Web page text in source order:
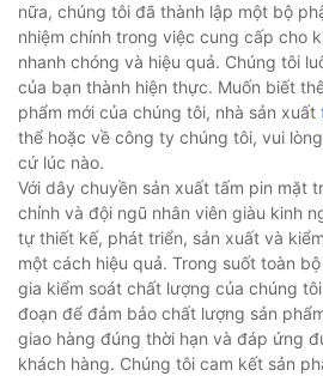
nữa, chúng tôi đã thành lập một bộ
nhiệm chính trong việc cung cấp cho
nhanh chóng và hiệu quả. Chúng tôi
của bạn thành hiện thực. Muốn biết
phẩm mới của chúng tôi, nhà sản xuất
thể hoặc về công ty chúng tôi, vui
cứ lúc nào.
Với dây chuyền sản xuất tấm pin mặt
chỉnh và đội ngũ nhân viên giàu kinh
tự thiết kế, phát triển, sản xuất và
một cách hiệu quả. Trong suốt toàn
gia kiểm soát chất lượng của chúng
đoạn để đảm bảo chất lượng sản
giao hàng đúng thời hạn và đáp ứng
khách hàng. Chúng tôi cam kết sản